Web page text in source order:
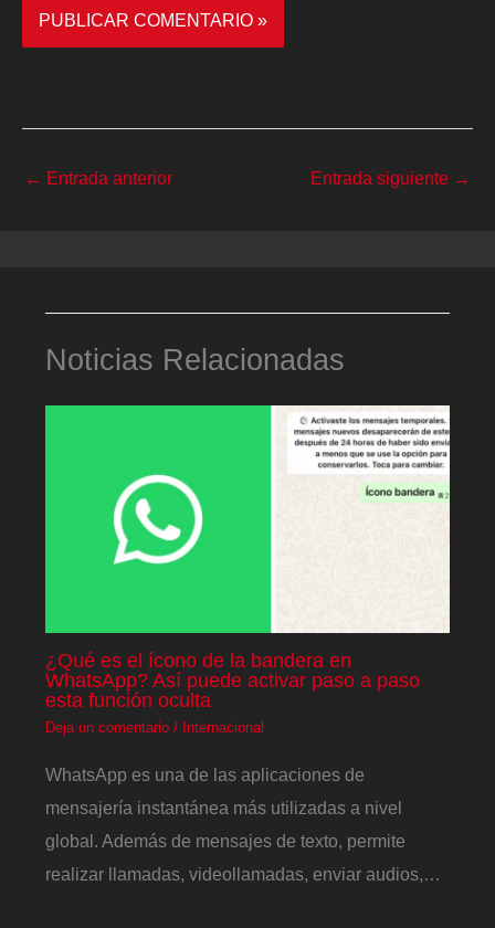
← Entrada anterior Entrada siguiente →
Noticias Relacionadas
¿Qué es el ícono de la bandera en
WhatsApp? Así puede activar paso a paso
esta función oculta
Deja un comentario / Internacional
WhatsApp es una de las aplicaciones de
mensajería instantánea más utilizadas a nivel
global. Además de mensajes de texto, permite
realizar llamadas, videollamadas, enviar audios,…